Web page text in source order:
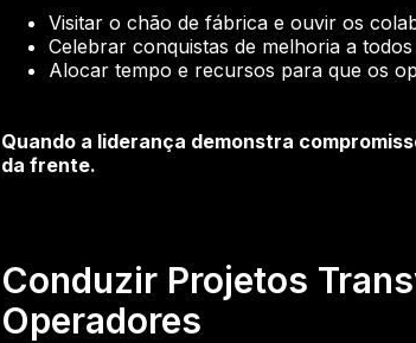
Visitar o chão de fábrica e ouvir os
Celebrar conquistas de melhoria a
Alocar tempo e recursos para que os
Quando a liderança demonstra
da frente.
Conduzir Projetos
Operadores